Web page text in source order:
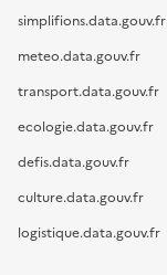
simplifions.data.gouv.fr
meteo.data.gouv.fr
transport.data.gouv.fr
ecologie.data.gouv.fr
defis.data.gouv.fr
culture.data.gouv.fr
logistique.data.gouv.fr